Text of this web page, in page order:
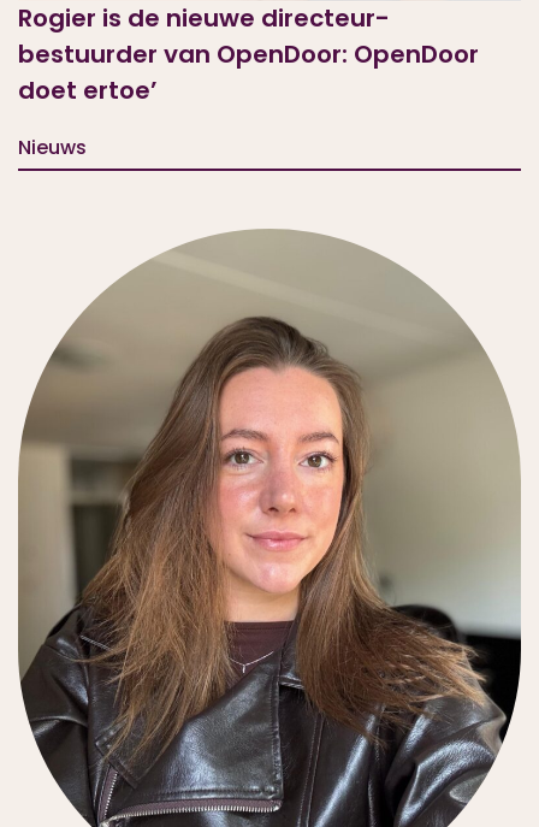
Rogier is de nieuwe directeur-
bestuurder van OpenDoor: OpenDoor
doet ertoe’
Nieuws